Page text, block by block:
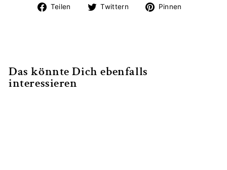
Teilen
Auf
Twittern
Auf
Pinnen
Das könnte Dich ebenfalls
interessieren